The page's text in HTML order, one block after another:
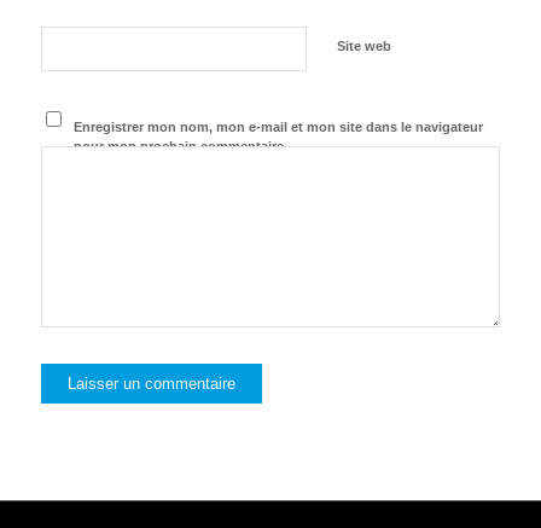
Site web
Enregistrer mon nom, mon e-mail et mon site dans le navigateur
pour mon prochain commentaire.